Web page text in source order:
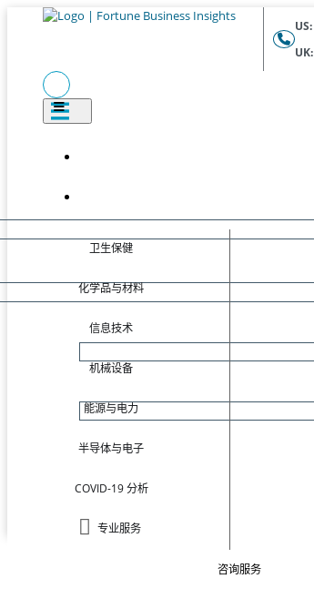
US:
UK:
卫生保健
化学品与材料
信息技术
机械设备
能源与电力
半导体与电子
COVID-19 分析
专业服务
咨询服务